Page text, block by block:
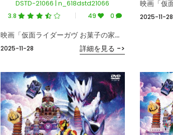
DSTD-21066 | n_618dstd21066
3.8 49 0
2025-11-28
映画「仮面ライダーガヴ お菓子の家の侵略者」
詳細を見る ->
2025-11-28